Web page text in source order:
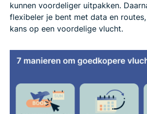
kunnen voordeliger uitpakken.
flexibeler je bent met data en
kans op een voordelige vlucht.